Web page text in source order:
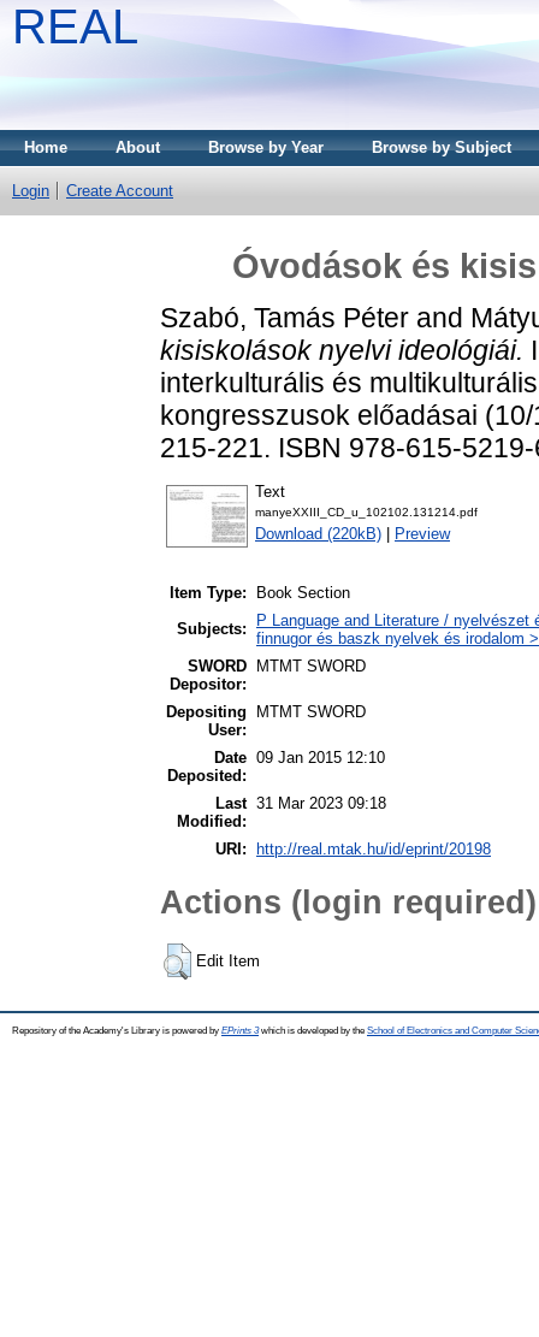
REAL
Home About Browse by Year Browse by Subject
Login Create Account
Óvodások és
Szabó, Tamás Péter and
kisiskolások nyelvi ideológiái.
interkulturális és
kongresszusok előadásai
215-221. ISBN 978-615-
Text
manyeXXIII_CD_u_102102.131214.pdf
Download (220kB) Preview
Item Type:
Book Section
Subjects:
P Language and Literature /
finnugor és baszk nyelvek és irodalom
SWORD
Depositor:
MTMT SWORD
Depositing
User:
MTMT SWORD
Date
Deposited:
09 Jan 2015 12:10
Last
Modified:
31 Mar 2023 09:18
URI: http://real.mtak.hu/id/eprint/20198
Actions (login required)
Edit Item
Repository of the Academy's Library is powered by EPrints 3which is developed by the School of Electronics and Computer